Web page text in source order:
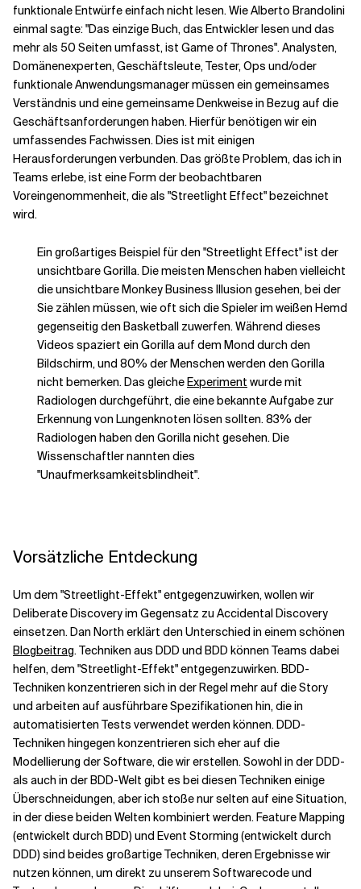
funktionale Entwürfe einfach nicht lesen. Wie Alberto Brandolini
einmal sagte: "Das einzige Buch, das Entwickler lesen und das
mehr als 50 Seiten umfasst, ist Game of Thrones". Analysten,
Domänenexperten, Geschäftsleute, Tester, Ops und/oder
funktionale Anwendungsmanager müssen ein gemeinsames
Verständnis und eine gemeinsame Denkweise in Bezug auf die
Geschäftsanforderungen haben. Hierfür benötigen wir ein
umfassendes Fachwissen. Dies ist mit einigen
Herausforderungen verbunden. Das größte Problem, das ich in
Teams erlebe, ist eine Form der beobachtbaren
Voreingenommenheit, die als "Streetlight Effect" bezeichnet
wird.
Ein großartiges Beispiel für den "Streetlight Effect" ist der
unsichtbare Gorilla. Die meisten Menschen haben vielleicht
die unsichtbare Monkey Business Illusion gesehen, bei der
Sie zählen müssen, wie oft sich die Spieler im weißen Hemd
gegenseitig den Basketball zuwerfen. Während dieses
Videos spaziert ein Gorilla auf dem Mond durch den
Bildschirm, und 80% der Menschen werden den Gorilla
nicht bemerken. Das gleicheExperiment wurde mit
Radiologen durchgeführt, die eine bekannte Aufgabe zur
Erkennung von Lungenknoten lösen sollten. 83% der
Radiologen haben den Gorilla nicht gesehen. Die
Wissenschaftler nannten dies
"Unaufmerksamkeitsblindheit".
Vorsätzliche Entdeckung
Um dem "Streetlight-Effekt" entgegenzuwirken, wollen wir
Deliberate Discovery im Gegensatz zu Accidental Discovery
einsetzen. Dan North erklärt den Unterschied in einem schönen
Blogbeitrag. Techniken aus DDD und BDD können Teams dabei
helfen, dem "Streetlight-Effekt" entgegenzuwirken. BDD-
Techniken konzentrieren sich in der Regel mehr auf die Story
und arbeiten auf ausführbare Spezifikationen hin, die in
automatisierten Tests verwendet werden können. DDD-
Techniken hingegen konzentrieren sich eher auf die
Modellierung der Software, die wir erstellen. Sowohl in der DDD-
als auch in der BDD-Welt gibt es bei diesen Techniken einige
Überschneidungen, aber ich stoße nur selten auf eine Situation,
in der diese beiden Welten kombiniert werden. Feature Mapping
(entwickelt durch BDD) und Event Storming (entwickelt durch
DDD) sind beides großartige Techniken, deren Ergebnisse wir
nutzen können, um direkt zu unserem Softwarecode und